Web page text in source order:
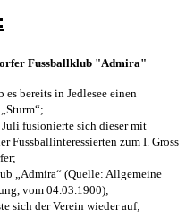
Fussballklub "Admira"
es bereits in Jedlesee einen
fusionierte sich dieser mit
Fussballinteressierten zum I. Gross
;
„Admira“ (Quelle: Allgemeine
vom 04.03.1900);
sich der Verein wieder auf;